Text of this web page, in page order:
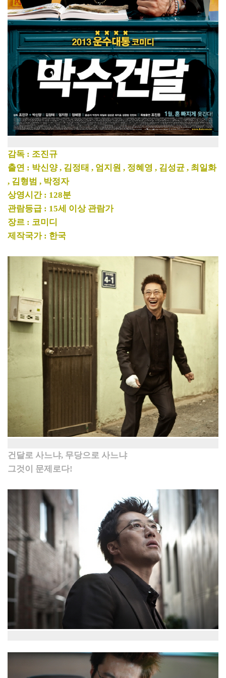
감독 : 조진규
출연 : 박신양 , 김정태 , 엄지원 , 정혜영 , 김성균 , 최일화
, 김형범 , 박정자
상영시간 : 128분
관람등급 : 15세 이상 관람가
장르 : 코미디
제작국가 : 한국
건달로 사느냐, 무당으로 사느냐
그것이 문제로다!